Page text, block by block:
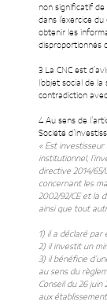
non significatif de
dans l’exercice
obtenir les
disproportionnés
3 La CNC est
l’objet social de
contradiction
4 Au sens de
Société
« Est investisseur
institutionnel,
directive 2014/65/
concernant les
2002/92/CE et la
ainsi que tout
1) il a déclaré par
2) il investit un
3) il bénéficie
au sens du
Conseil du 26 juin
aux